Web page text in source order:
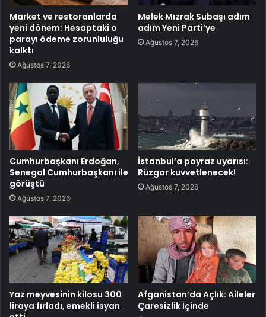
Market ve restoranlarda
yeni dönem: Hesaptaki o
parayı ödeme zorunluluğu
kalktı
Ağustos 7, 2026
Melek Mızrak Subaşı adım
adım Yeni Parti’ye
Ağustos 7, 2026
Cumhurbaşkanı Erdoğan,
Senegal Cumhurbaşkanı ile
görüştü
Ağustos 7, 2026
İstanbul’a poyraz uyarısı:
Rüzgar kuvvetlenecek!
Ağustos 7, 2026
Yaz meyvesinin kilosu 300
liraya fırladı, emekli isyan
Afganistan’da Açlık: Aileler
Çaresizlik İçinde